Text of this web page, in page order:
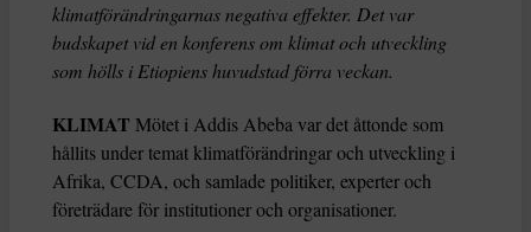
klimatförändringarnas negativa effekter. Det var
budskapet vid en konferens om klimat och utveckling
som hölls i Etiopiens huvudstad förra veckan.
KLIMAT Mötet i Addis Abeba var det åttonde som
hållits under temat klimatförändringar och utveckling i
Afrika, CCDA, och samlade politiker, experter och
företrädare för institutioner och organisationer.